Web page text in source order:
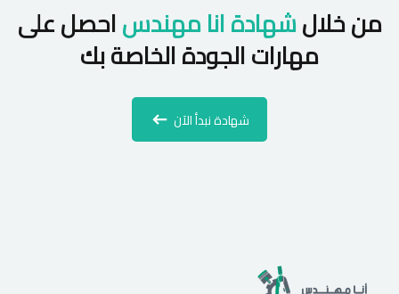
من خلالشهادة انا مهندساحصل على
مهارات الجودة الخاصة بك
شهادة نبدأ الآن